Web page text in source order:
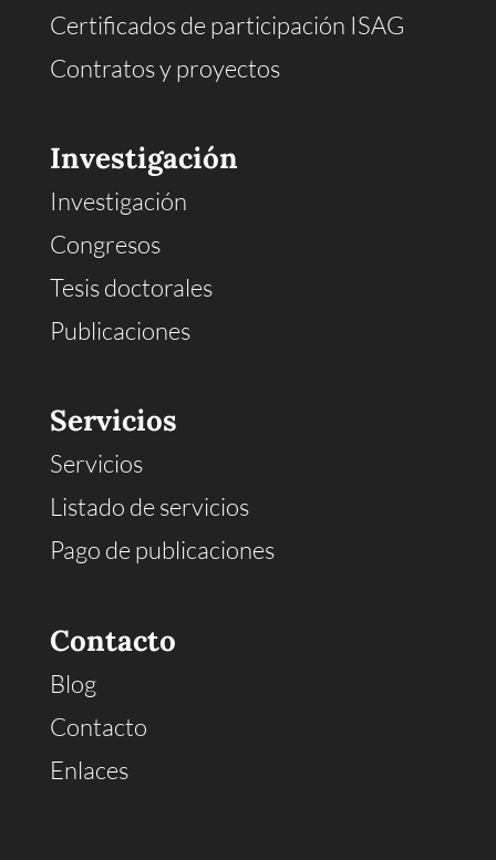
Certificados de participación ISAG
Contratos y proyectos
Investigación
Investigación
Congresos
Tesis doctorales
Publicaciones
Servicios
Servicios
Listado de servicios
Pago de publicaciones
Contacto
Blog
Contacto
Enlaces